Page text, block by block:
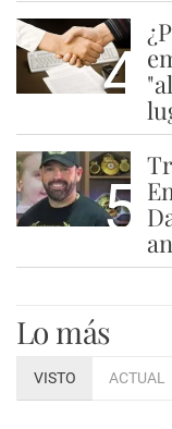
4
5
Lo más
VISTO ACTUAL